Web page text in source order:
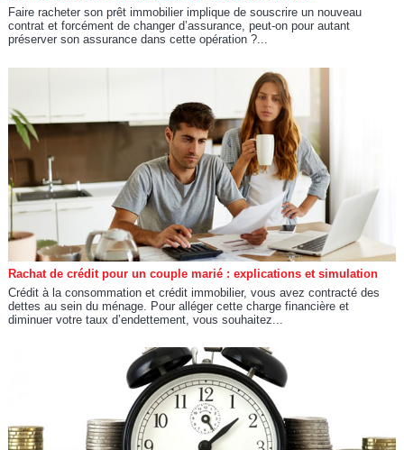
Faire racheter son prêt immobilier implique de souscrire un nouveau
contrat et forcément de changer d’assurance, peut-on pour autant
préserver son assurance dans cette opération ?...
Rachat de crédit pour un couple marié : explications et simulation
Crédit à la consommation et crédit immobilier, vous avez contracté des
dettes au sein du ménage. Pour alléger cette charge financière et
diminuer votre taux d’endettement, vous souhaitez...